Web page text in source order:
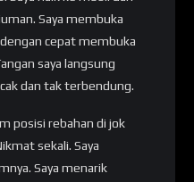
Saya membuka
cepat membuka
saya langsung
dan tak terbendung.
posisi rebahan di jok
sekali. Saya
Saya menarik